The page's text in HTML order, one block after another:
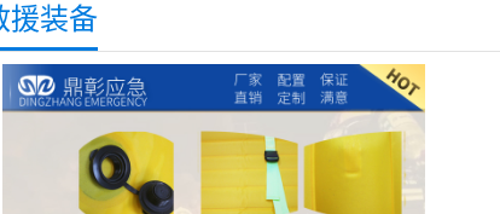
援装备